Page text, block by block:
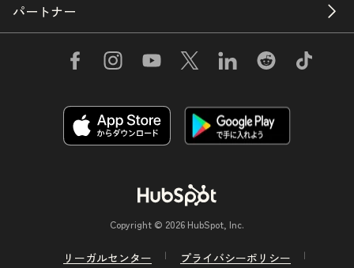
パートナー
Copyright © 2026 HubSpot, Inc.
リーガルセンター
プライバシーポリシー